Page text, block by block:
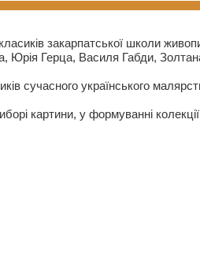
закарпатської школи
Юрія Герца, Василя Габди,
сучасного українського
картини, у формуванні